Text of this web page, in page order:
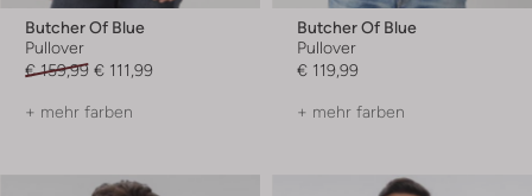
Butcher Of Blue
Pullover
€ 159,99 € 111,99
+ mehr farben
Butcher Of Blue
Pullover
€ 119,99
+ mehr farben